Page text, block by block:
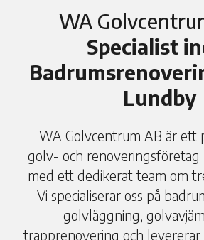
WA
Specialist
Lundby
WA Golvcentrum AB är ett
golv- och renoveringsföretag
med ett dedikerat team om
Vi specialiserar oss på
golvläggning,
trapprenovering och